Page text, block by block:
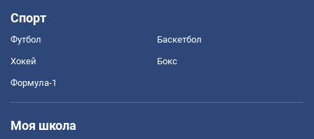
Спорт
Футбол Баскетбол
Хокей Бокс
Формула-1
Моя школа